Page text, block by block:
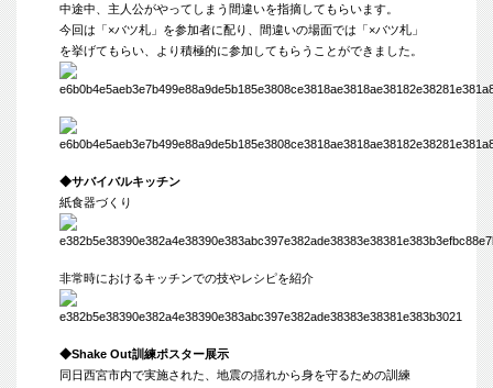
中途中、主人公がやってしまう間違いを指摘してもらいます。
今回は「×バツ札」を参加者に配り、間違いの場面では「×バツ札」
を挙げてもらい、より積極的に参加してもらうことができました。
◆サバイバルキッチン
紙食器づくり
非常時におけるキッチンでの技やレシピを紹介
◆Shake Out訓練ポスター展示
同日西宮市内で実施された、地震の揺れから身を守るための訓練